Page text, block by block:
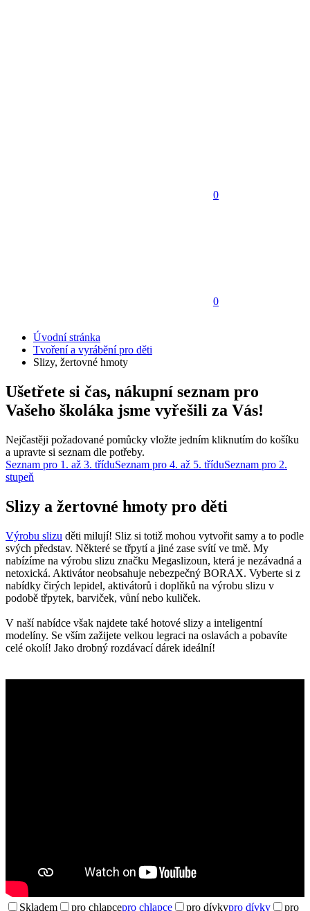
0
0
Úvodní stránka
Tvoření a vyrábění pro děti
Slizy, žertovné hmoty
Ušetřete si čas, nákupní seznam pro
Vašeho školáka jsme vyřešili za Vás!
Nejčastěji požadované pomůcky vložte jedním kliknutím do košíku
a upravte si seznam dle potřeby.
Seznam pro 1. až 3. tříduSeznam pro 4. až 5. tříduSeznam pro 2.
stupeň
Slizy a žertovné hmoty pro děti
Výrobu slizu děti milují! Sliz si totiž mohou vytvořit samy a to podle
svých představ. Některé se třpytí a jiné zase svítí ve tmě. My
nabízíme na výrobu slizu značku Megaslizoun, která je nezávadná a
netoxická. Aktivátor neobsahuje nebezpečný BORAX. Vyberte si z
nabídky čirých lepidel, aktivátorů i doplňků na výrobu slizu v
podobě třpytek, barviček, vůní nebo kuliček.
V naší nabídce však najdete také hotové slizy a inteligentní
modelíny. Se vším zažijete velkou legraci na oslavách a pobavíte
celé okolí! Jako drobný rozdávací dárek ideální!
Skladem pro chlapcepro chlapce pro dívkypro dívky
pro